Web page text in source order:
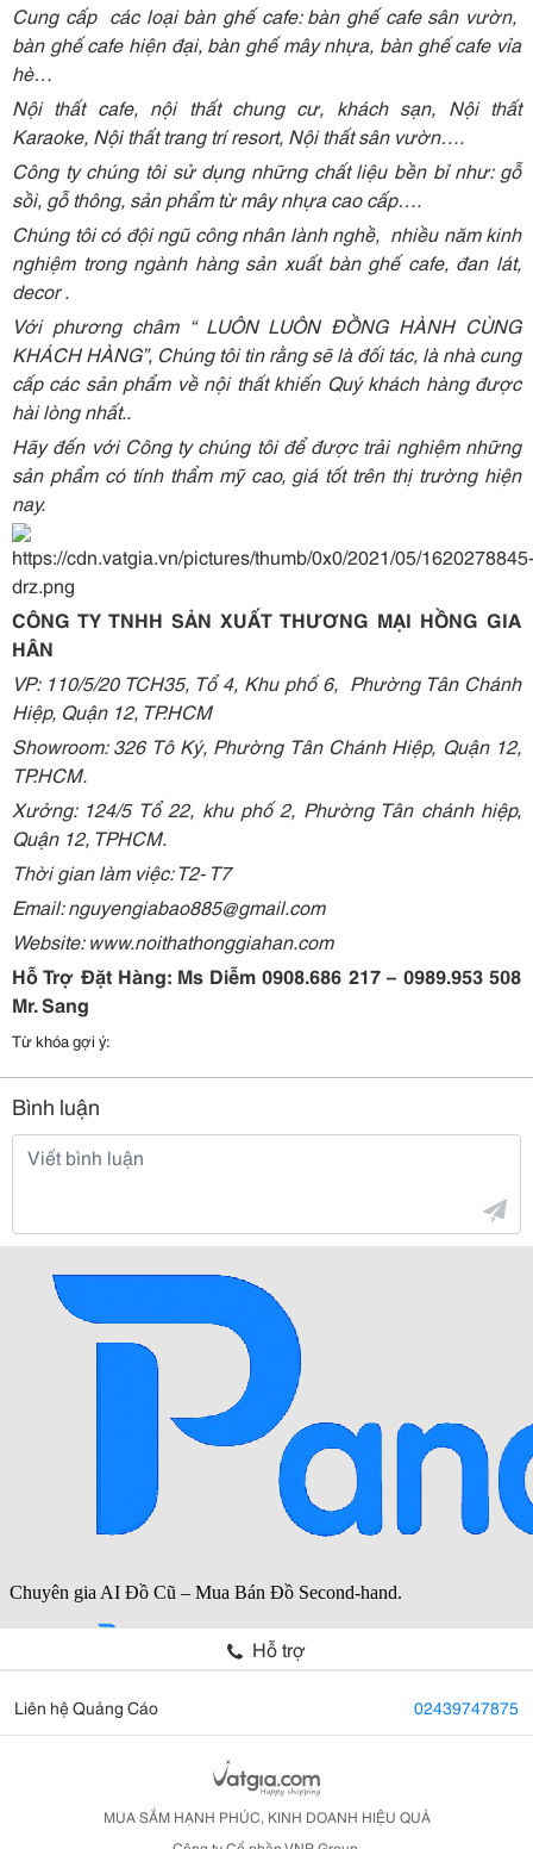
Cung cấp các loại bàn ghế cafe: bàn ghế cafe sân vườn,
bàn ghế cafe hiện đại, bàn ghế mây nhựa, bàn ghế cafe vỉa
hè…
Nội thất cafe, nội thất chung cư, khách sạn, Nội thất
Karaoke, Nội thất trang trí resort, Nội thất sân vườn….
Công ty chúng tôi sử dụng những chất liệu bền bỉ như: gỗ
sồi, gỗ thông, sản phẩm từ mây nhựa cao cấp….
Chúng tôi có đội ngũ công nhân lành nghề, nhiều năm kinh
nghiệm trong ngành hàng sản xuất bàn ghế cafe, đan lát,
decor .
Với phương châm “ LUÔN LUÔN ĐỒNG HÀNH CÙNG
KHÁCH HÀNG”, Chúng tôi tin rằng sẽ là đối tác, là nhà cung
cấp các sản phẩm về nội thất khiến Quý khách hàng được
hài lòng nhất..
Hãy đến với Công ty chúng tôi để được trải nghiệm những
sản phẩm có tính thẩm mỹ cao, giá tốt trên thị trường hiện
nay.
CÔNG TY TNHH SẢN XUẤT THƯƠNG MẠI HỒNG GIA
HÂN
VP: 110/5/20 TCH35, Tổ 4, Khu phố 6, Phường Tân Chánh
Hiệp, Quận 12, TP.HCM
Showroom: 326 Tô Ký, Phường Tân Chánh Hiệp, Quận 12,
TP.HCM.
Xưởng: 124/5 Tổ 22, khu phố 2, Phường Tân chánh hiệp,
Quận 12, TPHCM.
Thời gian làm việc: T2- T7
Email: nguyengiabao885@gmail.com
Website: www.noithathonggiahan.com
Hỗ Trợ Đặt Hàng: Ms Diễm 0908.686 217 – 0989.953 508
Mr. Sang
Từ khóa gợi ý:
Bình luận
Hỗ trợ
Liên hệ Quảng Cáo 02439747875
MUA SẮM HẠNH PHÚC, KINH DOANH HIỆU QUẢ